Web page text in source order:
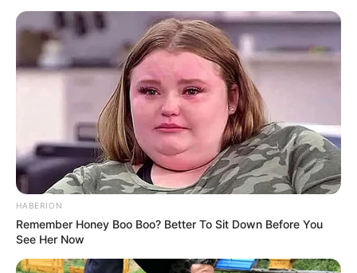
ΣΠΑΜΕ ΤΟ ΜΑΤΡΙΞ – ΤΟ ΒΙΒΛΙΟ
HABERION
Remember Honey Boo Boo? Better To Sit Down Before You
See Her Now